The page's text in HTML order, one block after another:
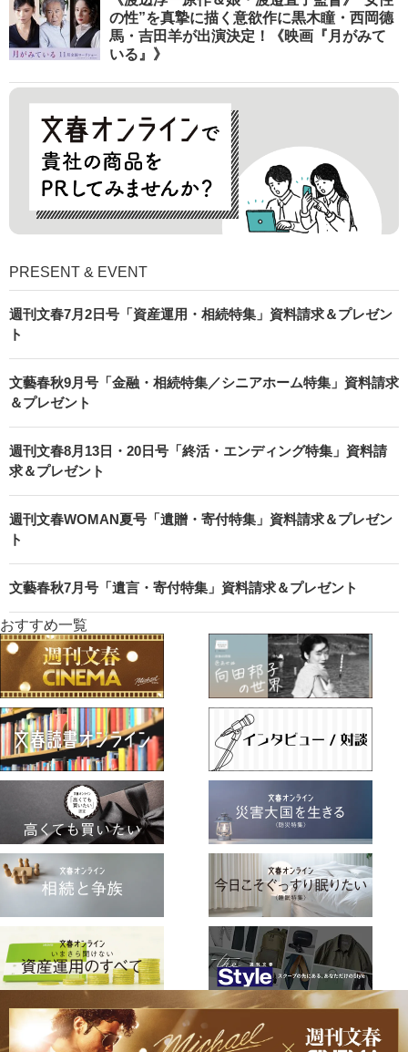
の性”を真摯に描く意欲作に黒木瞳・西岡德
馬・吉田羊が出演決定！《映画『月がみて
いる』》
PRESENT & EVENT
週刊文春7月2日号「資産運用・相続特集」資料請求＆プレゼン
ト
文藝春秋9月号「金融・相続特集／シニアホーム特集」資料請求
＆プレゼント
週刊文春8月13日・20日号「終活・エンディング特集」資料請
求＆プレゼント
週刊文春WOMAN夏号「遺贈・寄付特集」資料請求＆プレゼン
ト
文藝春秋7月号「遺言・寄付特集」資料請求＆プレゼント
おすすめ一覧